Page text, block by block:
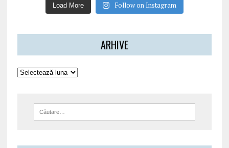
Load More Follow on Instagram
ARHIVE